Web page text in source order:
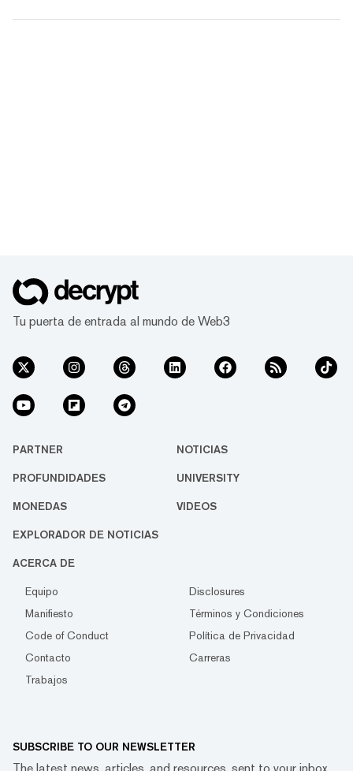
Tu puerta de entrada al mundo de Web3
PARTNER NOTICIAS
PROFUNDIDADES UNIVERSITY
MONEDAS VIDEOS
EXPLORADOR DE NOTICIAS
ACERCA DE
Equipo
Disclosures
Manifiesto
Términos y Condiciones
Code of Conduct
Política de Privacidad
Contacto
Carreras
Trabajos
SUBSCRIBE TO OUR NEWSLETTER
The latest news, articles, and resources, sent to your inbox